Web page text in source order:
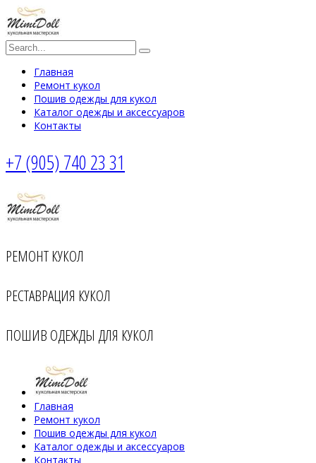
Главная
Ремонт кукол
Пошив одежды для кукол
Каталог одежды и аксессуаров
Контакты
+7 (905) 740 23 31
РЕМОНТ КУКОЛ
РЕСТАВРАЦИЯ КУКОЛ
ПОШИВ ОДЕЖДЫ ДЛЯ КУКОЛ
Главная
Ремонт кукол
Пошив одежды для кукол
Каталог одежды и аксессуаров
Контакты